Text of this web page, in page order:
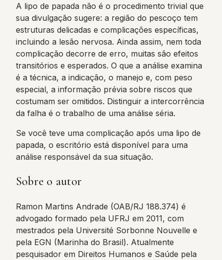
A lipo de papada não é o procedimento trivial que
sua divulgação sugere: a região do pescoço tem
estruturas delicadas e complicações específicas,
incluindo a lesão nervosa. Ainda assim, nem toda
complicação decorre de erro, muitas são efeitos
transitórios e esperados. O que a análise examina
é a técnica, a indicação, o manejo e, com peso
especial, a informação prévia sobre riscos que
costumam ser omitidos. Distinguir a intercorrência
da falha é o trabalho de uma análise séria.
Se você teve uma complicação após uma lipo de
papada, o escritório está disponível para uma
análise responsável da sua situação.
Sobre o autor
Ramon Martins Andrade (OAB/RJ 188.374) é
advogado formado pela UFRJ em 2011, com
mestrados pela Université Sorbonne Nouvelle e
pela EGN (Marinha do Brasil). Atualmente
pesquisador em Direitos Humanos e Saúde pela